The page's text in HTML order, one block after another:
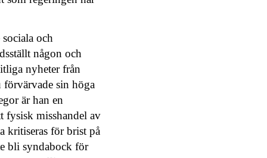
och
någon och
nyheter från
förvärvade sin höga
är han en
fysisk misshandel av
kritiseras för brist på
bli syndabock för